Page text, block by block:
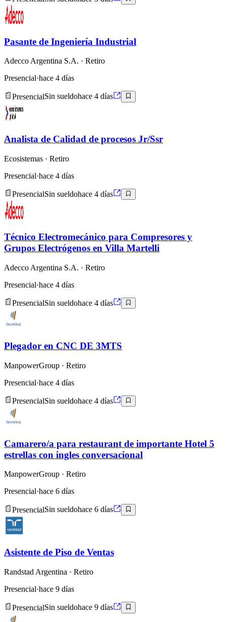
Pasante de Ingeniería Industrial
Adecco Argentina S.A. · Retiro
Presencial·hace 4 días
PresencialSin sueldohace 4 días
Analista de Calidad de procesos Jr/Ssr
Ecosistemas · Retiro
Presencial·hace 4 días
PresencialSin sueldohace 4 días
Técnico Electromecánico para Compresores y
Grupos Electrógenos en Villa Martelli
Adecco Argentina S.A. · Retiro
Presencial·hace 4 días
PresencialSin sueldohace 4 días
Plegador en CNC DE 3MTS
ManpowerGroup · Retiro
Presencial·hace 4 días
PresencialSin sueldohace 4 días
Camarero/a para restaurant de importante Hotel 5
estrellas con ingles conversacional
ManpowerGroup · Retiro
Presencial·hace 6 días
PresencialSin sueldohace 6 días
Asistente de Piso de Ventas
Randstad Argentina · Retiro
Presencial·hace 9 días
PresencialSin sueldohace 9 días